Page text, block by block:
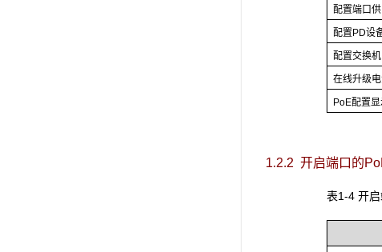
配置端口
配置PD设
配置交换
在线升级
PoE配置
1.2.2 开启端口的
表1-4 开